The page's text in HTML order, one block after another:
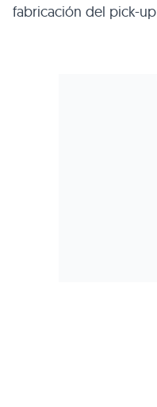
fabricación del pick-up